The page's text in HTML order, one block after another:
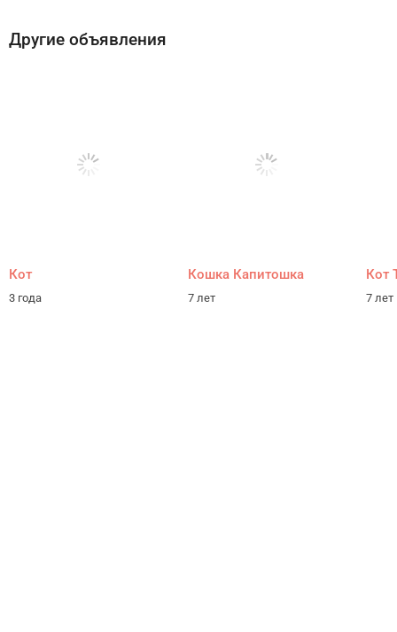
Другие объявления
Кот
3 года
Кошка Капитошка
7 лет
Кот
7 лет